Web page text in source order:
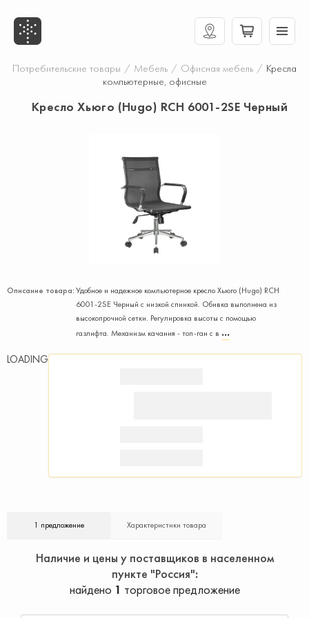
Потребительские товары / Мебель / Офисная мебель / Кресла
компьютерные, офисные
Кресло Хьюго (Hugo) RCH 6001-2SE Черный
Описание товара:Удобное и надежное компьютерное кресло Хьюго (Hugo) RCH
6001-2SE Черный с низкой спинкой. Обивка выполнена из
высокопрочной сетки. Регулировка высоты с помощью
газлифта. Механизм качания - топ-ган с в
LOADING
1 предложение Характеристики товара
Наличие и цены у поставщиков в населенном
пункте "Россия"
найдено 1 торговое предложение